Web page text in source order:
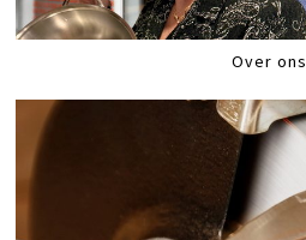
Over ons